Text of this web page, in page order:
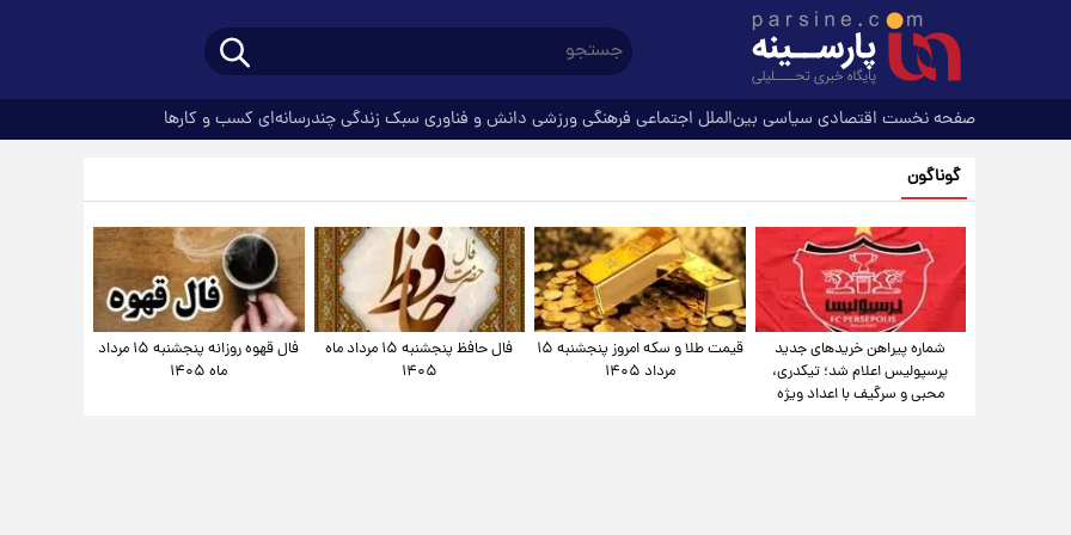
صفحه نخست اقتصادی سیاسی بین‌الملل اجتماعی فرهنگیورزشی دانش و فناوری سبک زندگیچندرسانه‌ای کسب و کارها
گوناگون
شماره پیراهن خریدهای جدید
پرسپولیس اعلام شد؛ تیکدری،
محبی و سرگیف با اعداد ویژه
قیمت طلا و سکه امروز پنجشنبه ۱۵
مرداد ۱۴۰۵
فال حافظ پنجشنبه ۱۵ مرداد ماه
۱۴۰۵
فال قهوه روزانه پنجشنبه ۱۵ مرداد
ماه ۱۴۰۵